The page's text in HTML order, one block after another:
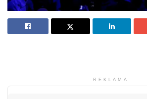
REKLAMA